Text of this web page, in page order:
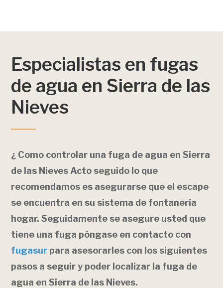
Especialistas en fugas
de agua en Sierra de las
Nieves
¿ Como controlar una fuga de agua en Sierra
de las Nieves Acto seguido lo que
recomendamos es asegurarse que el escape
se encuentra en su sistema de fontanería
hogar. Seguidamente se asegure usted que
tiene una fuga póngase en contacto con
fugasur para asesorarles con los siguientes
pasos a seguir y poder localizar la fuga de
agua en Sierra de las Nieves.